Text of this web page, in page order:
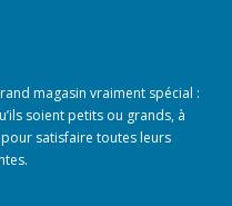
magasin vraiment spécial :
soient petits ou grands, à
satisfaire toutes leurs